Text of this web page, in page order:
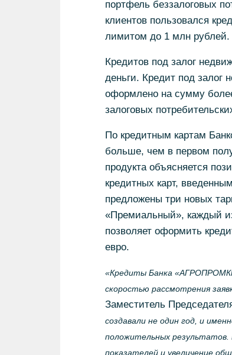
портфель беззалоговых
клиентов пользовался
лимитом до 1 млн рублей.
Кредитов под залог
деньги. Кредит под залог
оформлено на сумму
залоговых
По кредитным картам
больше, чем в первом
продукта объясняется
кредитных карт,
предложены три новых
«Премиальный», каждый
позволяет оформить
евро.
«Кредиты Банка
скоростью рассмотрения
Заместитель
создавали не один год, и
положительных результатов.
показателей и увеличение